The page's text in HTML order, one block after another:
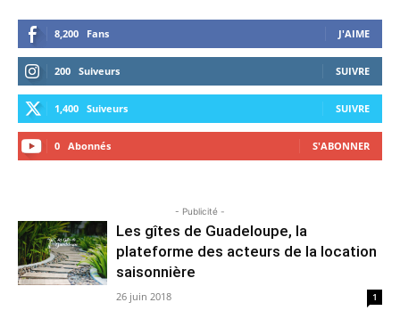
8,200 Fans J'AIME
200 Suiveurs SUIVRE
1,400 Suiveurs SUIVRE
0 Abonnés S'ABONNER
- Publicité -
Les gîtes de Guadeloupe, la
plateforme des acteurs de la location
saisonnière
26 juin 2018 1